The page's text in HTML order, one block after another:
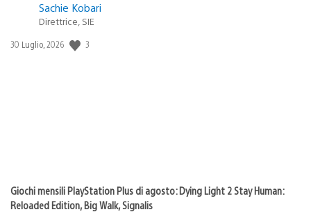
Sachie Kobari
Direttrice, SIE
Data
30 Luglio, 2026 3
Giochi mensili PlayStation Plus di agosto: Dying Light 2 Stay Human:
Reloaded Edition, Big Walk, Signalis